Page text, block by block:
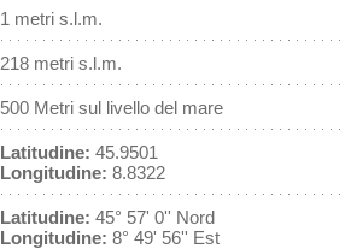
1 metri s.l.m.
218 metri s.l.m.
500 Metri sul livello del mare
Latitudine: 45.9501
Longitudine: 8.8322
Latitudine: 45° 57' 0'' Nord
Longitudine: 8° 49' 56'' Est